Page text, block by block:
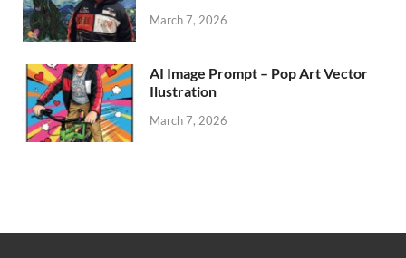
March 7, 2026
AI Image Prompt – Pop Art Vector
Ilustration
March 7, 2026